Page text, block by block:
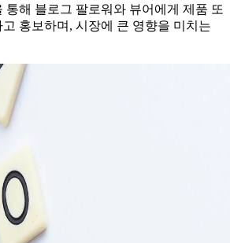
통해 블로그 팔로워와 뷰어에게 제품 또
홍보하며, 시장에 큰 영향을 미치는